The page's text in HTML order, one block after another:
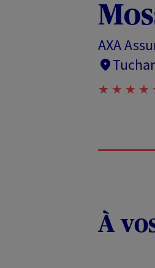
AXA
À